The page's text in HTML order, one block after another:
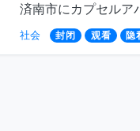
済南市にカプセルア
社会 封闭 观看 隐